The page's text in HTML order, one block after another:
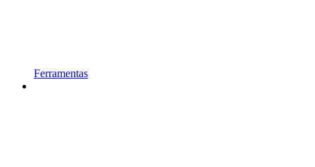
Ferramentas